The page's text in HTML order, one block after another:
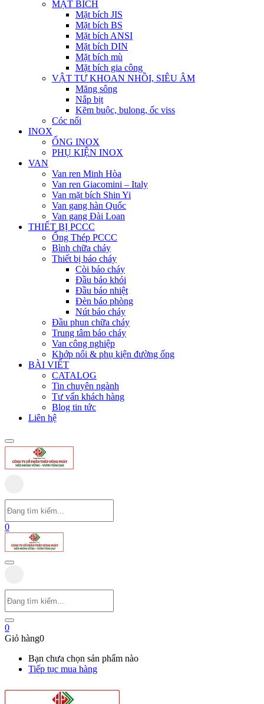
MẶT BÍCH
Mặt bích JIS
Mặt bích BS
Mặt bích ANSI
Mặt bích DIN
Mặt bích mù
Mặt bích gia công
VẬT TƯ KHOAN NHỒI, SIÊU ÂM
Măng sông
Nắp bịt
Kẽm buộc, bulong, ốc viss
Cóc nối
INOX
ỐNG INOX
PHỤ KIỆN INOX
VAN
Van ren Minh Hòa
Van ren Giacomini – Italy
Van mặt bích Shin Yi
Van gang hàn Quốc
Van gang Đài Loan
THIẾT BỊ PCCC
Ống Thép PCCC
Bình chữa cháy
Thiết bị báo cháy
Còi báo cháy
Đầu báo khói
Đầu báo nhiệt
Đèn báo phòng
Nút báo cháy
Đầu phun chữa cháy
Trung tâm báo cháy
Van công nghiệp
Khớp nối & phụ kiện đường ống
BÀI VIẾT
CATALOG
Tin chuyên ngành
Tư vấn khách hàng
Blog tin tức
Liên hệ
0
0
Giỏ hàng0
Bạn chưa chọn sản phẩm nào
Tiếp tục mua hàng